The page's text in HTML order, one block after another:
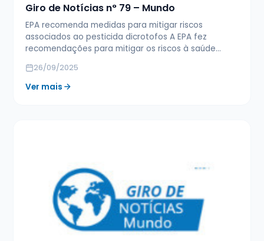
Giro de Notícias n° 79 – Mundo
EPA recomenda medidas para mitigar riscos
associados ao pesticida dicrotofos A EPA fez
recomendações para mitigar os riscos à saúde…
26/09/2025
Ver mais